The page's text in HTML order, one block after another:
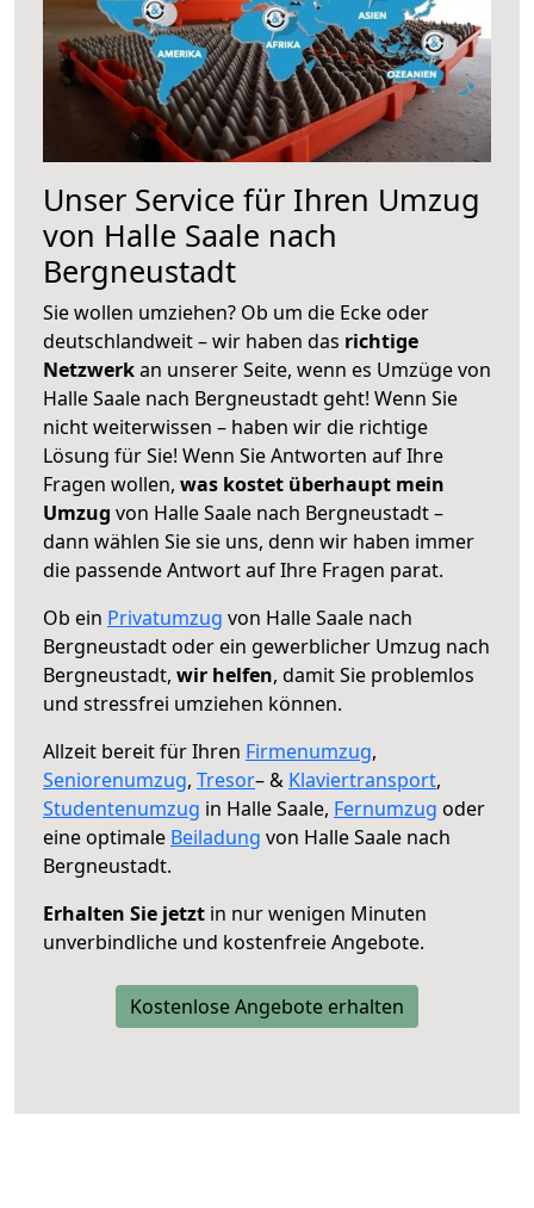
Unser Service für Ihren Umzug
von Halle Saale nach
Bergneustadt
Sie wollen umziehen? Ob um die Ecke oder
deutschlandweit – wir haben das richtige
Netzwerkan unserer Seite, wenn es Umzüge von
Halle Saale nach Bergneustadt geht! Wenn Sie
nicht weiterwissen – haben wir die richtige
Lösung für Sie! Wenn Sie Antworten auf Ihre
Fragen wollen, was kostet überhaupt mein
Umzug von Halle Saale nach Bergneustadt –
dann wählen Sie sie uns, denn wir haben immer
die passende Antwort auf Ihre Fragen parat.
Ob ein Privatumzug von Halle Saale nach
Bergneustadt oder ein gewerblicher Umzug nach
Bergneustadt, wir helfen, damit Sie problemlos
und stressfrei umziehen können.
Allzeit bereit für Ihren Firmenumzug,
Seniorenumzug, Tresor– & Klaviertransport,
Studentenumzug in Halle Saale, Fernumzug oder
eine optimale Beiladung von Halle Saale nach
Bergneustadt.
Erhalten Sie jetzt in nur wenigen Minuten
unverbindliche und kostenfreie Angebote.
Kostenlose Angebote erhalten